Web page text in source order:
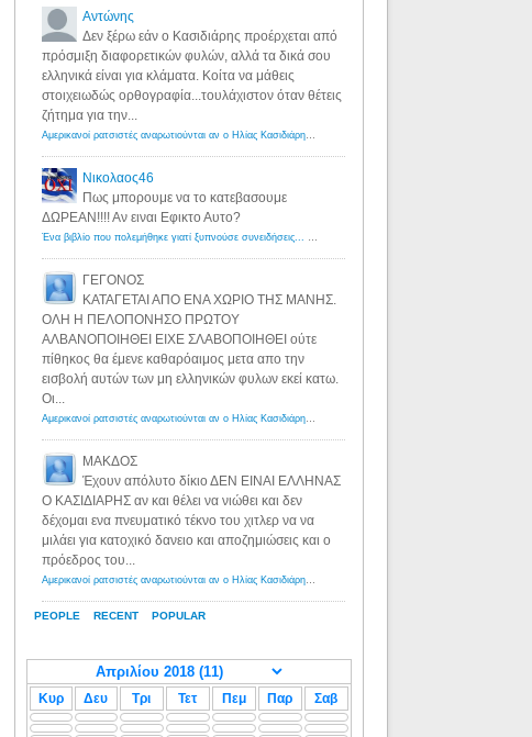
PEOPLE RECENT POPULAR
Αντώνης
Δεν ξέρω εάν ο Κασιδιάρης προέρχεται από
πρόσμιξη διαφορετικών φυλών, αλλά τα δικά σου
ελληνικά είναι για κλάματα. Κοίτα να μάθεις
στοιχειωδώς ορθογραφία...τουλάχιστον όταν θέτεις
ζήτημα για την...
Αμερικανοί ρατσιστές αναρωτιούνται αν ο Ηλίας Κασιδιάρης ανήκει στη λευκή φυλή... - Λόγιος Ερμής
Νικολαος46
Πως μπορουμε να το κατεβασουμε
ΔΩΡΕΑΝ!!!! Αν ειναι Εφικτο Αυτο?
Ένα βιβλίο που πολεμήθηκε γιατί ξυπνούσε συνειδήσεις... - Λόγιος Ερμής | Η γνώση ξεκινάει με την αναζήτηση...
ΓΕΓΟΝΟΣ
ΚΑΤΑΓΕΤΑΙ ΑΠΟ ΕΝΑ ΧΩΡΙΟ ΤΗΣ ΜΑΝΗΣ.
ΟΛΗ Η ΠΕΛΟΠΟΝΗΣΟ ΠΡΩΤΟΥ
ΑΛΒΑΝΟΠΟΙΗΘΕΙ ΕΙΧΕ ΣΛΑΒΟΠΟΙΗΘΕΙ ούτε
πίθηκος θα έμενε καθαρόαιμος μετα απο την
εισβολή αυτών των μη ελληνικών φυλων εκεί κατω.
Οι...
Αμερικανοί ρατσιστές αναρωτιούνται αν ο Ηλίας Κασιδιάρης ανήκει στη λευκή φυλή... - Λόγιος Ερμής
ΜΑΚΔΟΣ
Έχουν απόλυτο δίκιο ΔΕΝ ΕΙΝΑΙ ΕΛΛΗΝΑΣ
Ο ΚΑΣΙΔΙΑΡΗΣ αν και θέλει να νιώθει και δεν
δέχομαι ενα πνευματικό τέκνο του χιτλερ να να
μιλάει για κατοχικό δανειο και αποζημιώσεις και ο
πρόεδρος του...
Αμερικανοί ρατσιστές αναρωτιούνται αν ο Ηλίας Κασιδιάρης ανήκει στη λευκή φυλή... - Λόγιος Ερμής
Κυρ Δευ Τρι Τετ Πεμ Παρ Σαβ